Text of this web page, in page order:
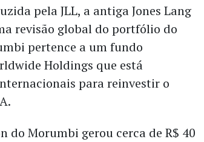
pela JLL, a antiga Jones Lang
revisão global do portfólio do
pertence a um fundo
Holdings que está
para reinvestir o
do Morumbi gerou cerca de R$ 40